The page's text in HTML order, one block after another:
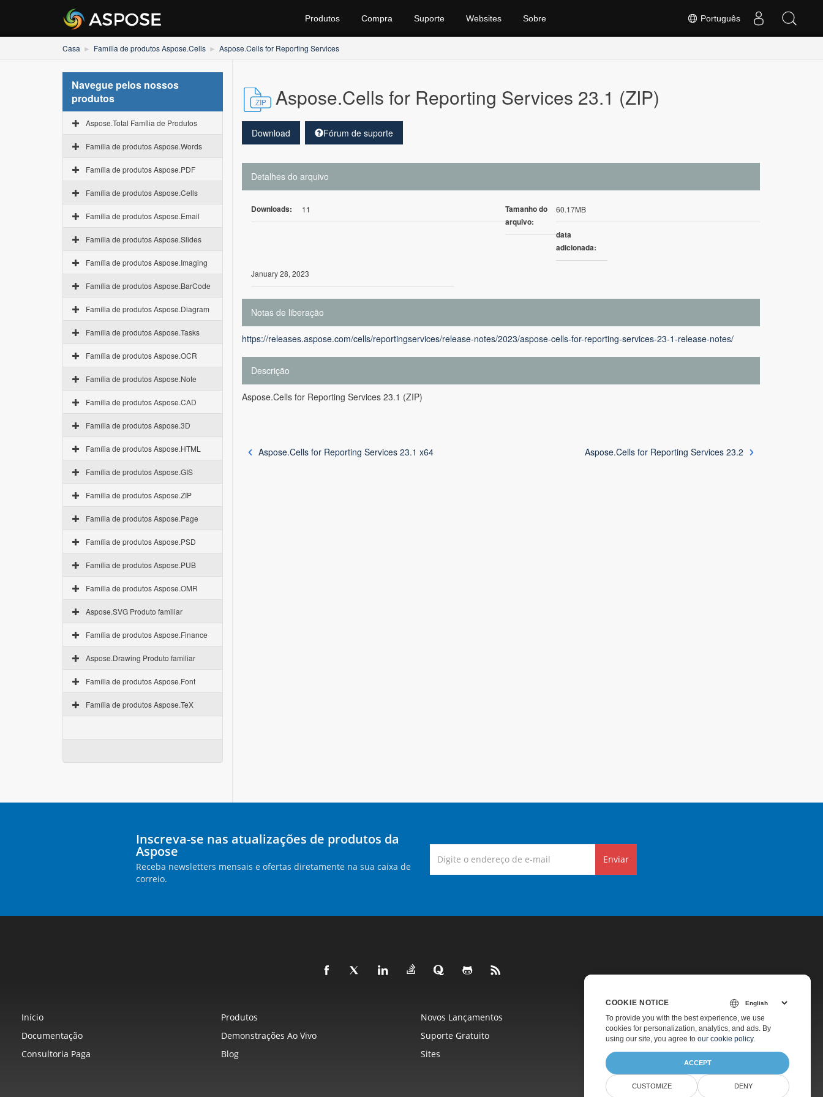
Português
Produtos Compra Suporte Websites Sobre
Casa Família de produtos Aspose.Cells Aspose.Cells for Reporting Services
Navegue pelos nossos
produtos
Aspose.Total Família de Produtos
Família de produtos Aspose.Words
Família de produtos Aspose.PDF
Família de produtos Aspose.Cells
Família de produtos Aspose.Email
Família de produtos Aspose.Slides
Família de produtos Aspose.Imaging
Família de produtos Aspose.BarCode
Família de produtos Aspose.Diagram
Família de produtos Aspose.Tasks
Família de produtos Aspose.OCR
Família de produtos Aspose.Note
Família de produtos Aspose.CAD
Família de produtos Aspose.3D
Família de produtos Aspose.HTML
Família de produtos Aspose.GIS
Família de produtos Aspose.ZIP
Família de produtos Aspose.Page
Família de produtos Aspose.PSD
Família de produtos Aspose.PUB
Família de produtos Aspose.OMR
Aspose.SVG Produto familiar
Família de produtos Aspose.Finance
Aspose.Drawing Produto familiar
Família de produtos Aspose.Font
Família de produtos Aspose.TeX
Aspose.Cells for Reporting Services 23.1 (ZIP)
Download Fórum de suporte
Detalhes do arquivo
Downloads: 11
Tamanho do
arquivo:
60.17MB
data
adicionada:
January 28, 2023
Notas de liberação
https://releases.aspose.com/cells/reportingservices/release-notes/2023/aspose-cells-for-reporting-services-23-1-release-notes/
Descrição
Aspose.Cells for Reporting Services 23.1 (ZIP)
Aspose.Cells for Reporting Services 23.1 x64 Aspose.Cells for Reporting Services 23.2
Inscreva-se nas atualizações de produtos da
Aspose
Receba newsletters mensais e ofertas diretamente na sua caixa de
correio.
Enviar
Início Produtos Novos Lançamentos
Preços
Documentação
Demonstrações Ao Vivo Suporte Gratuito
Suporte Pago
Consultoria Paga
Blog Sites Sobre
COOKIE NOTICE
To provide you with the best experience, we use
cookies for personalization, analytics, and ads. By
using our site, you agree to our cookie policy.
ACCEPT
CUSTOMIZE DENY